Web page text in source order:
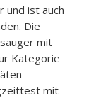
und ist auch
Die
mit
Kategorie
mit